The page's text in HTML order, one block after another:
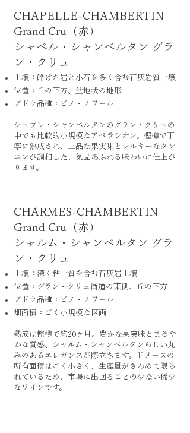
CHAPELLE-CHAMBERTIN
Grand Cru（赤）
シャペル・シャンベルタン グラ
ン・クリュ
土壌：砕けた岩と小石を多く含む石灰岩質土壌
位置：丘の下方、盆地状の地形
ブドウ品種：ピノ・ノワール
ジュヴレ・シャンベルタンのグラン・クリュの
中でも比較的小規模なアペラシオン。樫樽で丁
寧に熟成され、上品な果実味とシルキーなタン
ニンが調和した、気品あふれる味わいに仕上が
ります。
CHARMES-CHAMBERTIN
Grand Cru（赤）
シャルム・シャンベルタン グラ
ン・クリュ
土壌：深く粘土質を含む石灰岩土壌
位置：グラン・クリュ街道の東側、丘の下方
ブドウ品種：ピノ・ノワール
畑面積：ごく小規模な区画
熟成は樫樽で約20ヶ月。豊かな果実味とまろや
かな質感、シャルム・シャンベルタンらしい丸
みのあるエレガンスが際立ちます。ドメーヌの
所有面積はごく小さく、生産量がきわめて限ら
れているため、市場に出回ることの少ない稀少
なワインです。